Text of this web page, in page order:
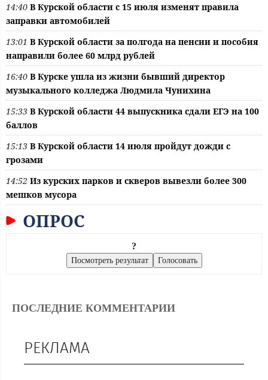
14:40 В Курской области с 15 июля изменят правила
заправки автомобилей
13:01 В Курской области за полгода на пенсии и пособия
направили более 60 млрд рублей
16:40 В Курске ушла из жизни бывший директор
музыкального колледжа Людмила Чунихина
15:33 В Курской области 44 выпускника сдали ЕГЭ на 100
баллов
15:13 В Курской области 14 июля пройдут дожди с
грозами
14:52 Из курских парков и скверов вывезли более 300
мешков мусора
ОПРОС
?
ПОСЛЕДНИЕ КОММЕНТАРИИ
РЕКЛАМА